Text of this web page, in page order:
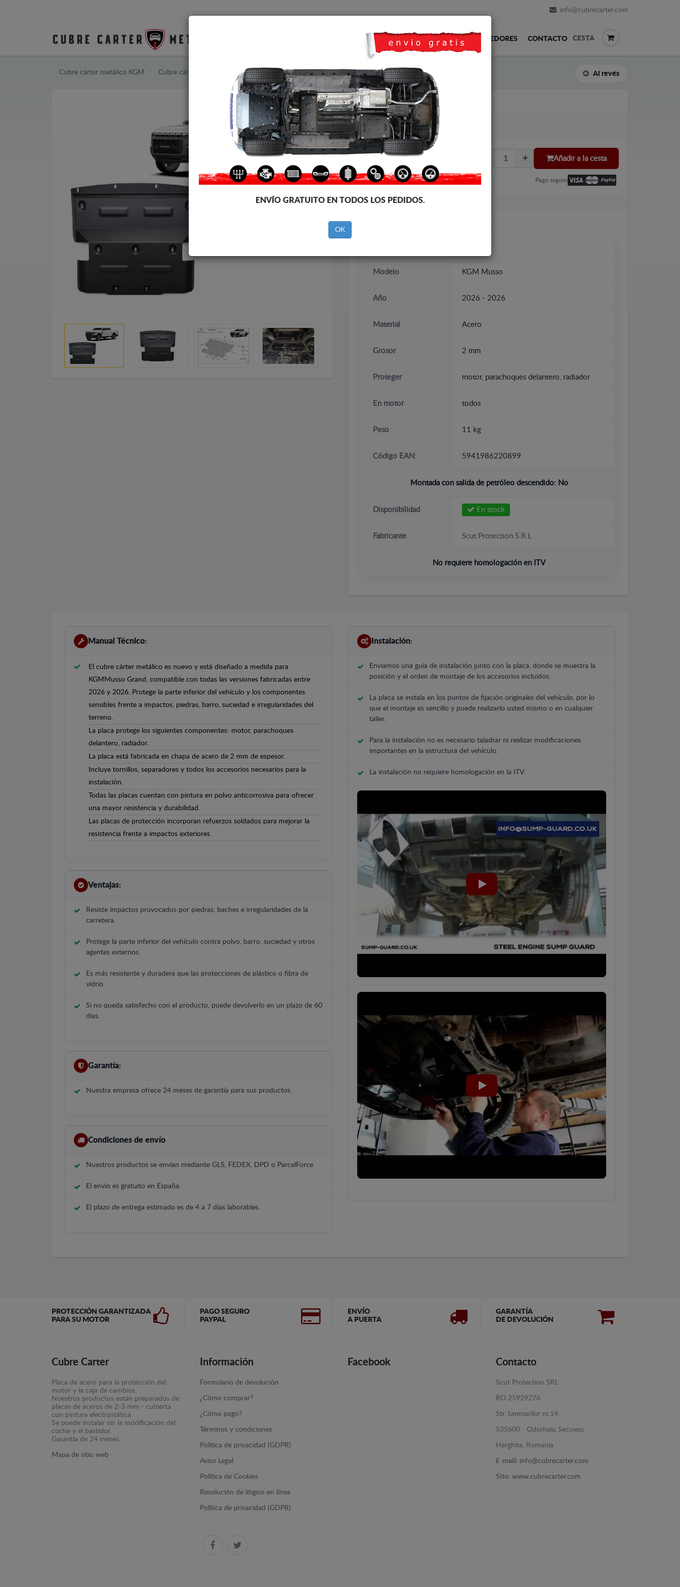
info@cubrecarter.com
TRANSPORTE FEEDBACK REVENDEDORES CONTACTO CESTA
Cubre cárter metálico KGM Cubre cárter metálico KGM Musso Al revés
CUBRE CÁRTER METALICO KGM MUSSO
Código de producto: 20.024
206
IVA incl.
Añadir a la cesta
Pago seguro
Modelo KGM Musso
Año 2026 - 2026
Material Acero
Grosor 2 mm
Proteger motor, parachoques delantero, radiador
En motor todos
Peso 11 kg
Código EAN: 5941986220899
Montada con salida de petróleo descendido: No
Disponibilidad En stock
Fabricante Scut Protection S.R.L
No requiere homologación en ITV
Manual Técnico:
El cubre cárter metálico es nuevo y está diseñado a medida para
KGMMusso Grand, compatible con todas las versiones fabricadas entre
2026 y 2026. Protege la parte inferior del vehículo y los componentes
sensibles frente a impactos, piedras, barro, suciedad e irregularidades del
terreno.
La placa protege los siguientes componentes: motor, parachoques
delantero, radiador.
La placa está fabricada en chapa de acero de 2 mm de espesor.
Incluye tornillos, separadores y todos los accesorios necesarios para la
instalación.
Todas las placas cuentan con pintura en polvo anticorrosiva para ofrecer
una mayor resistencia y durabilidad.
Las placas de protección incorporan refuerzos soldados para mejorar la
resistencia frente a impactos exteriores.
Ventajas:
Resiste impactos provocados por piedras, baches e irregularidades de la
carretera.
Protege la parte inferior del vehículo contra polvo, barro, suciedad y otros
agentes externos.
Es más resistente y duradera que las protecciones de plástico o fibra de
vidrio.
Si no queda satisfecho con el producto, puede devolverlo en un plazo de 60
días.
Garantía:
Nuestra empresa ofrece 24 meses de garantía para sus productos.
Condiciones de envío
Nuestros productos se envían mediante GLS, FEDEX, DPD o ParcelForce
El envío es gratuito en España.
El plazo de entrega estimado es de 4 a 7 días laborables.
Instalación:
Enviamos una guía de instalación junto con la placa, donde se muestra la
posición y el orden de montaje de los accesorios incluidos.
La placa se instala en los puntos de fijación originales del vehículo, por lo
que el montaje es sencillo y puede realizarlo usted mismo o en cualquier
taller.
Para la instalación no es necesario taladrar ni realizar modificaciones
importantes en la estructura del vehículo.
La instalación no requiere homologación en la ITV.
PROTECCIÓN GARANTIZADA
PARA SU MOTOR
PAGO SEGURO
PAYPAL
ENVÍO
A PUERTA
GARANTÍA
DE DEVOLUCIÓN
Cubre Carter
Placa de acero para la protección del
motor y la caja de cambios.
Nuestros productos están preparados de
placas de aceros de 2-3 mm - cubierta
con pintura electrostática.
Se puede instalar sin la modificación del
coche y el bastidor.
Garantía de 24 meses.
Mapa de sitio web
Información
Formulario de devolución
¿Cómo comprar?
¿Cómo pago?
Términos y condiciones
Política de privacidad (GDPR)
Aviso Legal
Política de Cookies
Resolución de litigios en línea
Política de privacidad (GDPR)
Facebook Contacto
Scut Protection SRL
RO 25929276
Str. Lemnarilor nr.14.
535600 - Odorheiu Secuiesc
Harghita, Romania
E-mail: info@cubrecarter.com
Site: www.cubrecarter.com
ENVÍO GRATUITO EN TODOS LOS PEDIDOS.
OK